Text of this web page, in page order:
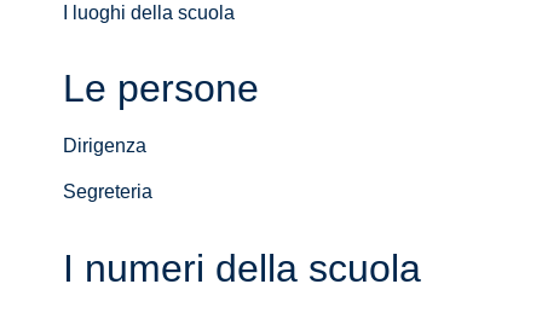
I luoghi della scuola
Le persone
Dirigenza
Segreteria
I numeri della scuola